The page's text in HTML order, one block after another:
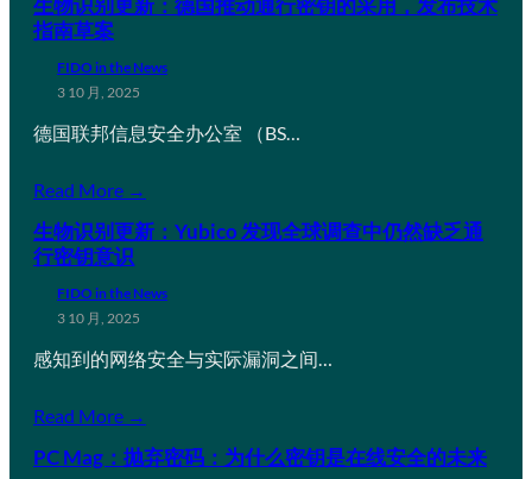
指南草案
FIDO in the News
3 10 月, 2025
德国联邦信息安全办公室 （BS…
Read More →
生物识别更新：Yubico 发现全球调查中仍然缺乏通
行密钥意识
FIDO in the News
3 10 月, 2025
感知到的网络安全与实际漏洞之间…
Read More →
PC Mag：抛弃密码：为什么密钥是在线安全的未来